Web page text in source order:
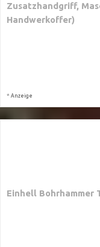
Zusatzhandgriff,
Handwerkoffer)
* Anzeige
Einhell Bohrhammer